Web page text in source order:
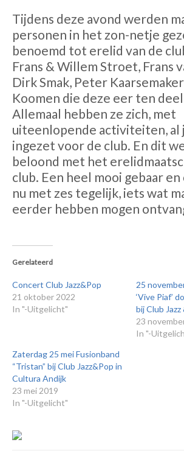
Tijdens deze avond werden
personen in het zon-netje
benoemd tot erelid van de
Frans & Willem Stroet, Frans
Dirk Smak, Peter
Koomen die deze eer ten
Allemaal hebben ze zich, met
uiteenlopende activiteiten, al
ingezet voor de club. En dit
beloond met het
club. Een heel mooi gebaar
nu met zes tegelijk, iets wat
eerder hebben mogen
Gerelateerd
Concert Club Jazz&Pop
21 oktober 2022
In "-Uitgelicht"
25
‘Vive Piaf’
bij Club Jazz
23
In "-
Zaterdag 25 mei Fusionband
“Tristan” bij Club Jazz&Pop in
Cultura Andijk
23 mei 2019
In "-Uitgelicht"